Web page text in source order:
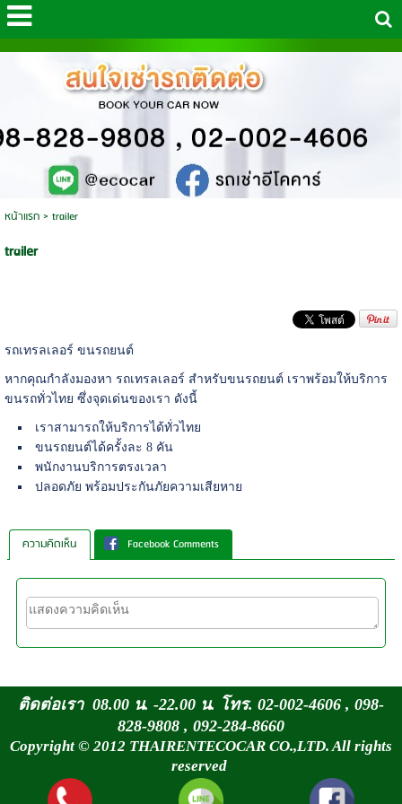
หน้าแรก> trailer
trailer
รถเทรลเลอร์ ขนรถยนต์
หากคุณกำลังมองหา รถเทรลเลอร์ สำหรับขนรถยนต์ เราพร้อมให้บริการ
ขนรถทั่วไทย ซึ่งจุดเด่นของเรา ดังนี้
เราสามารถให้บริการได้ทั่วไทย
ขนรถยนต์ได้ครั้งละ 8 คัน
พนักงานบริการตรงเวลา
ปลอดภัย พร้อมประกันภัยความเสียหาย
ความคิดเห็น Facebook Comments
ติดต่อเรา 08.00 น. -22.00 น. โทร. 02-002-4606 , 098-
828-9808 , 092-284-8660
Copyright © 2012 THAIRENTECOCAR CO.,LTD. All rights
reserved